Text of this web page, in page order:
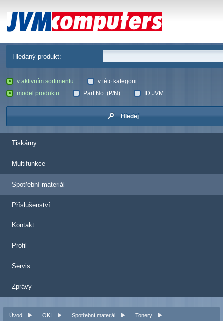
JVM Computers
Hledaný produkt:
v aktivním sortimentu
v této kategorii
model produktu
Part No. (P/N) ID JVM
Hledej
Tiskárny
Multifunkce
Spotřební materiál
Příslušenství
Kontakt
Profil
Servis
Zprávy
Úvod OKI Spotřební materiál Tonery